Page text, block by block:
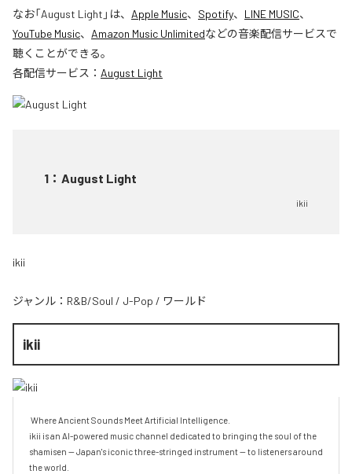
なお「August Light 」は、 Apple Music、 Spotify、 LINE MUSIC、
YouTube Music、 Amazon Music Unlimitedなどの音楽配信サービスで
聴くことができる。
各配信サービス： August Light
1 ： August Light
ikii
ikii
ジャンル： R&B/Soul / J-Pop / ワールド
ikii
ikii is an AI-powered music channel dedicated to bringing the soul of the
shamisen — Japan's iconic three-stringed instrument — to listeners around
the world.